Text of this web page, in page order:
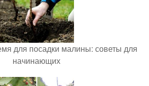
для посадки малины: советы для
начинающих